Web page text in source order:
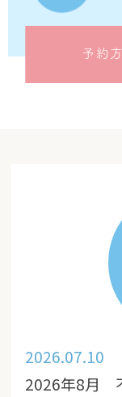
予約
2026.07.10
2026年8月